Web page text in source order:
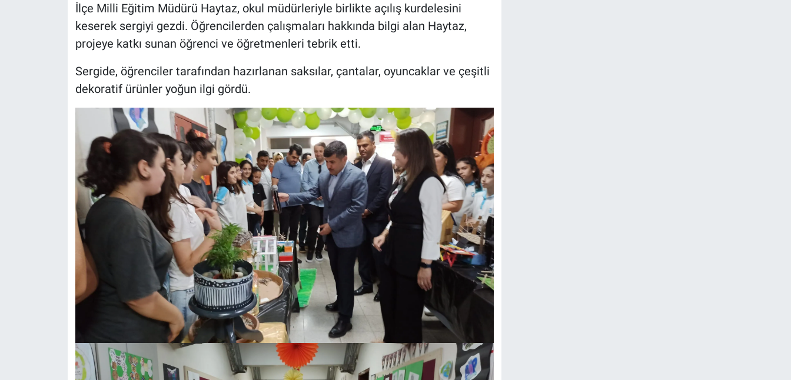
İlçe Milli Eğitim Müdürü Haytaz, okul müdürleriyle birlikte açılış kurdelesini
keserek sergiyi gezdi. Öğrencilerden çalışmaları hakkında bilgi alan Haytaz,
projeye katkı sunan öğrenci ve öğretmenleri tebrik etti.
Sergide, öğrenciler tarafından hazırlanan saksılar, çantalar, oyuncaklar ve çeşitli
dekoratif ürünler yoğun ilgi gördü.